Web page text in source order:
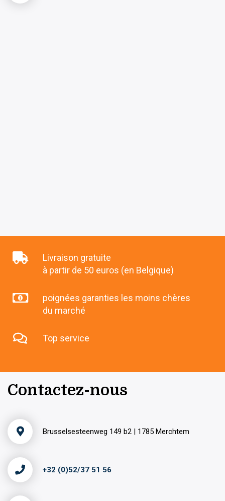
Livraison gratuite
à partir de 50 euros (en Belgique)
poignées garanties les moins chères
du marché
Top service
Contactez-nous
Brusselsesteenweg 149 b2 | 1785 Merchtem
+32 (0)52/37 51 56